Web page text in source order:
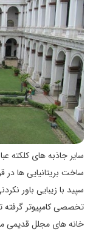
سایر جاذبه های کلکته
سپید با زیبایی باور
تخصصی کامپیوتر گرفته
خانه های مجلل قدیمی